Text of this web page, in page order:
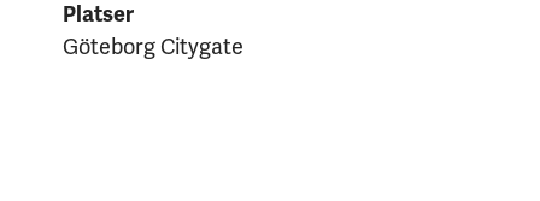
Platser
Göteborg Citygate